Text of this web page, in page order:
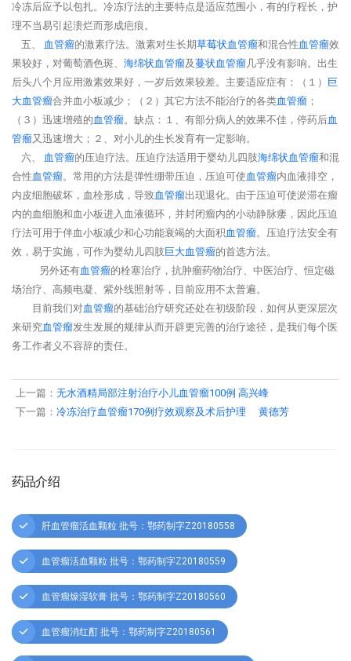
冷冻后应予以包扎。冷冻疗法的主要特点是适应范围小，有的疗程长，护
理不当易引起溃烂而形成疤痕。
五、 血管瘤的激素疗法。激素对生长期草莓状血管瘤和混合性血管瘤效
果较好，对葡萄酒色斑、 海绵状血管瘤及蔓状血管瘤几乎没有影响。出生
后头八个月应用激素效果好，一岁后效果较差。主要适应症有：（１）
巨
大血管瘤合并血小板减少；（２）其它方法不能治疗的各类血管瘤 ；
（３）迅速增殖的血管瘤。缺点：１、有部分病人的效果不佳，停药后血
管瘤又迅速增大；２、对小儿的生长发育有一定影响。
六、 血管瘤的压迫疗法。压迫疗法适用于婴幼儿四肢海绵状血管瘤和混
合性血管瘤。常用的方法是弹性绷带压迫，压迫可使血管瘤内血液排空，
内皮细胞破坏，血栓形成，导致血管瘤出现退化。由于压迫可使淤滞在瘤
内的血细胞和血小板进入血液循环，并封闭瘤内的小动静脉瘘，因此压迫
疗法可用于伴血小板减少和心功能衰竭的大面积血管瘤。压迫疗法安全有
效，易于实施，可作为婴幼儿四肢 巨大血管瘤的首选方法。
另外还有血管瘤的栓塞治疗，抗肿瘤药物治疗、中医治疗、恒定磁
场治疗、高频电凝、紫外线照射等，目前应用不太普遍。
目前我们对血管瘤的基础治疗研究还处在初级阶段，如何从更深层次
来研究血管瘤发生发展的规律从而开辟更完善的治疗途径，是我们每个医
务工作者义不容辞的责任。
上一篇： 无水酒精局部注射治疗小儿血管瘤100例 高兴峰
下一篇： 冷冻治疗血管瘤170例疗效观察及术后护理 黄德芳
药品介绍
肝血管瘤活血颗粒 批号：鄂药制字Z20180558
血管瘤活血颗粒 批号：鄂药制字Z20180559
血管瘤燥湿软膏 批号：鄂药制字Z20180560
血管瘤消红酊 批号：鄂药制字Z20180561